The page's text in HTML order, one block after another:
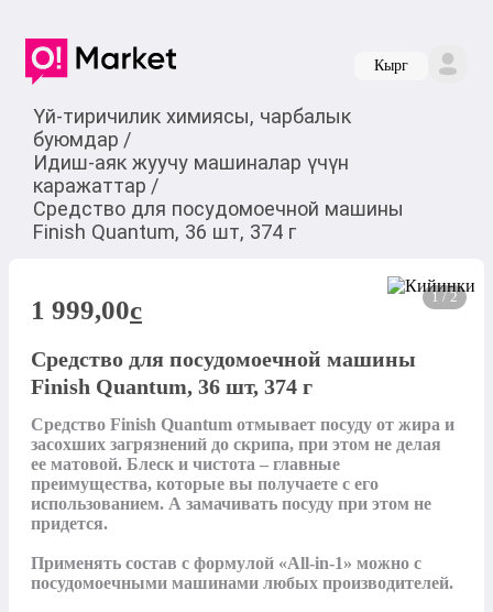
Кырг
Үй-тиричилик химиясы, чарбалык
буюмдар /
Идиш-аяк жуучу машиналар үчүн
каражаттар /
Средство для посудомоечной машины
Finish Quantum, 36 шт, 374 г
1 / 2
1 999,00c
Средство для посудомоечной машины
Finish Quantum, 36 шт, 374 г
Средство Finish Quantum отмывает посуду от жира и
засохших загрязнений до скрипа, при этом не делая
ее матовой. Блеск и чистота – главные
преимущества, которые вы получаете с его
использованием. А замачивать посуду при этом не
придется.
Применять состав с формулой «All-in-1» можно с
посудомоечными машинами любых производителей.